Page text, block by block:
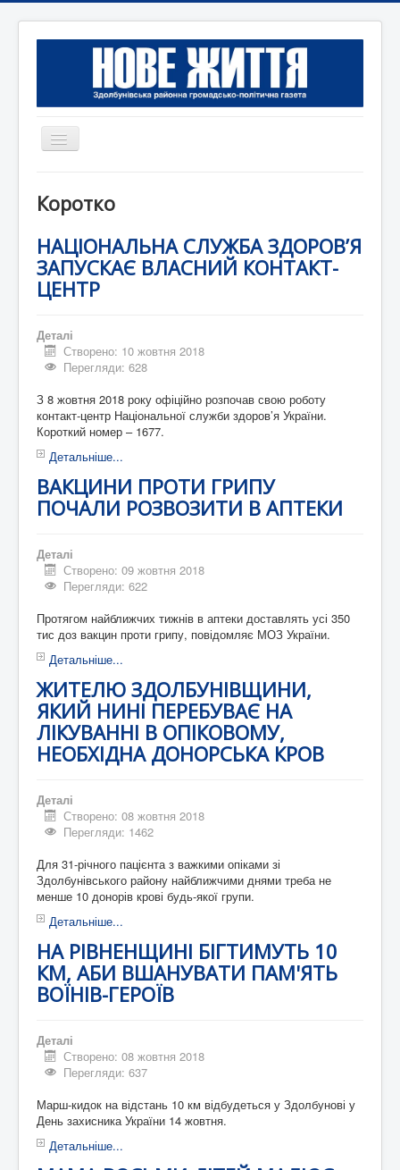
Перемикач
Редакція
Контактна інформація
Коротко
Оголошення
Коротко
НАЦІОНАЛЬНА СЛУЖБА ЗДОРОВ’Я
ЗАПУСКАЄ ВЛАСНИЙ КОНТАКТ-
ЦЕНТР
Деталі
Створено: 10 жовтня 2018
Перегляди: 628
З 8 жовтня 2018 року офіційно розпочав свою роботу
контакт-центр Національної служби здоров’я України.
Короткий номер – 1677.
Детальніше...
ВАКЦИНИ ПРОТИ ГРИПУ
ПОЧАЛИ РОЗВОЗИТИ В АПТЕКИ
Деталі
Створено: 09 жовтня 2018
Перегляди: 622
Протягом найближчих тижнів в аптеки доставлять усі 350
тис доз вакцин проти грипу, повідомляє МОЗ України.
Детальніше...
ЖИТЕЛЮ ЗДОЛБУНІВЩИНИ,
ЯКИЙ НИНІ ПЕРЕБУВАЄ НА
ЛІКУВАННІ В ОПІКОВОМУ,
НЕОБХІДНА ДОНОРСЬКА КРОВ
Деталі
Створено: 08 жовтня 2018
Перегляди: 1462
Для 31-річного пацієнта з важкими опіками зі
Здолбунівського району найближчими днями треба не
менше 10 донорів крові будь-якої групи.
Детальніше...
НА РІВНЕНЩИНІ БІГТИМУТЬ 10
КМ, АБИ ВШАНУВАТИ ПАМ'ЯТЬ
ВОЇНІВ-ГЕРОЇВ
Деталі
Створено: 08 жовтня 2018
Перегляди: 637
Марш-кидок на відстань 10 км відбудеться у Здолбунові у
День захисника України 14 жовтня.
Детальніше...